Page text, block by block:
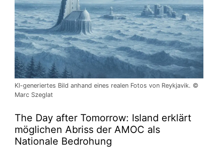
KI-generiertes Bild anhand eines realen Fotos von Reykjavik. ©
Marc Szeglat
The Day after Tomorrow: Island erklärt
möglichen Abriss der AMOC als
Nationale Bedrohung